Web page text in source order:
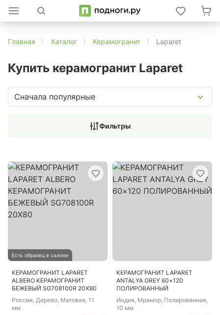
Главная Каталог Керамогранит Laparet
Купить керамогранит Laparet
Сначала популярные
Фильтры
Есть образец в салоне
КЕРАМОГРАНИТ LAPARET
ALBERO КЕРАМОГРАНИТ
БЕЖЕВЫЙ SG708100R 20Х80
Россия, Дерево, Матовая, 11
мм
КЕРАМОГРАНИТ LAPARET
ANTALYA GREY 60×120
ПОЛИРОВАННЫЙ
Индия, Мрамор, Полированная,
10 мм